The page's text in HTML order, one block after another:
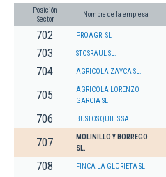
Posición
Sector
Nombre de la empresa
702 PROAGRI SL
703 STOSRAUL SL.
704 AGRICOLA ZAYCA SL.
705
AGRICOLA LORENZO
GARCIA SL
706 BUSTOS QUILIS SA
707
MOLINILLO Y BORREGO
SL.
708 FINCA LA GLORIETA SL